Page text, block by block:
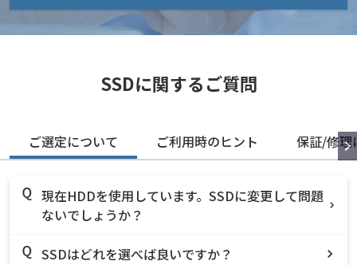
SSDに関するご質問
ご選定について ご利用時のヒント 保証/修理
現在HDDを使用しています。SSDに変更して問題
ないでしょうか？
SSDはどれを選べば良いですか？